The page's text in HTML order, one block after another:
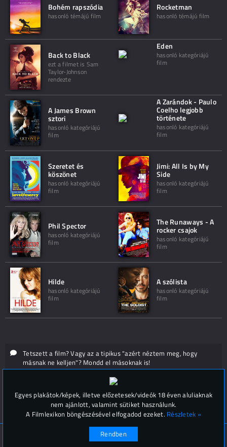
Bohém rapszódia
hasonló témájú film
Rocketman
hasonló témájú film
Back to Black
ezt a filmet is Sam
Taylor-Johnson
rendezte
Eden
hasonló kategóriájú
film
A James Brown
sztori
hasonló kategóriájú
film
A Zarándok - Paulo
Coelho legjobb
története
hasonló kategóriájú
film
Szeretet és
köszönet
hasonló kategóriájú
film
Jimi: All Is by My
Side
hasonló kategóriájú
film
Phil Spector
hasonló kategóriájú
film
The Runaways - A
rocker csajok
hasonló kategóriájú
film
Hilde
hasonló kategóriájú
film
A szólista
hasonló kategóriájú
film
Tetszett a film? Vagy az a tipikus "azért néztem meg, hogy
másnak ne kelljen"? Mondd el másoknak is!
Hozzászólások (
© Filmlexikon 2019-2026
Kapcsolat, impresszum
Egyes plakátok/képek, illetve előzetesek/videók 18 éven aluliaknak
nem ajánlott, valamint sütiket használunk.
A Filmlexikon böngészésével elfogadod ezeket. Részletek »
Rendben